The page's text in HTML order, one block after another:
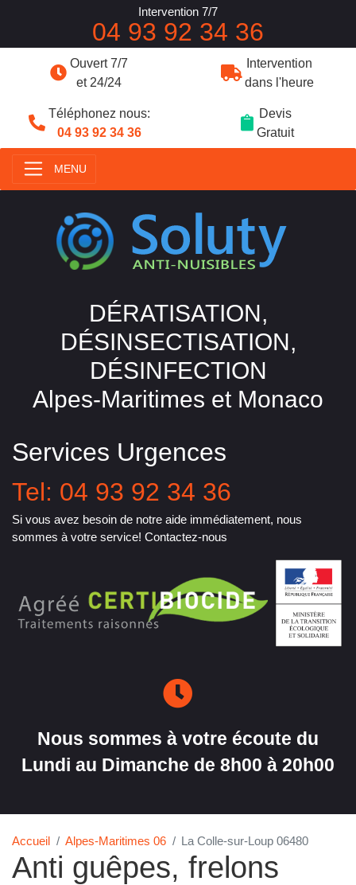
Ouvert 7/7
et 24/24
Intervention
dans l'heure
Téléphonez nous:
04 93 92 34 36
Devis
Gratuit
MENU
DÉRATISATION,
DÉSINSECTISATION,
DÉSINFECTION
Alpes-Maritimes et Monaco
Services Urgences
Tel: 04 93 92 34 36
Si vous avez besoin de notre aide immédiatement, nous
sommes à votre service! Contactez-nous
Nous sommes à votre écoute du
Lundi au Dimanche de 8h00 à 20h00
Accueil Alpes-Maritimes 06 La Colle-sur-Loup 06480
Anti guêpes, frelons
Intervention 7/7
04 93 92 34 36